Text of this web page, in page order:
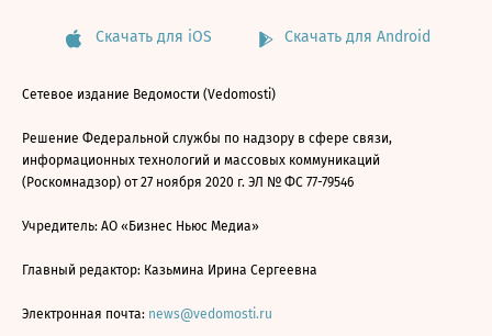
Скачать для iOS Скачать для Android
Сетевое издание Ведомости (Vedomosti)
Решение Федеральной службы по надзору в сфере связи,
информационных технологий и массовых коммуникаций
(Роскомнадзор) от 27 ноября 2020 г. ЭЛ № ФС 77-79546
Учредитель: АО «Бизнес Ньюс Медиа»
Главный редактор: Казьмина Ирина Сергеевна
Электронная почта: news@vedomosti.ru